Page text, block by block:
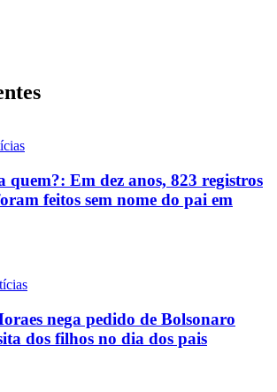
quem?: Em dez anos, 823 registros
feitos sem nome do pai em
nega pedido de Bolsonaro
dos filhos no dia dos pais